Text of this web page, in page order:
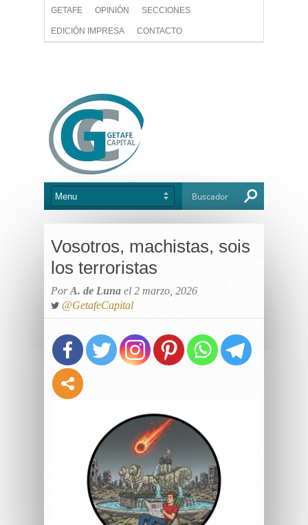
GETAFE OPINIÓN SECCIONES
EDICIÓN IMPRESA CONTACTO
Vosotros, machistas, sois
los terroristas
PorA. de Luna el 2 marzo, 2026
@GetafeCapital